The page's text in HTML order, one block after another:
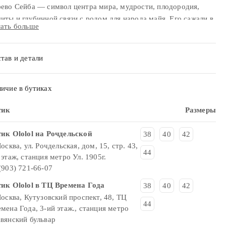
Сейба — символ центра мира, мудрости, плодородия,
и глубинной связи с родом для народа майя. Его сажали в
поселений, под его кроной проводили церемонии, к нему
за советом и почитали как прародителя человечества.
создан на основе изображения российской художницы
больше
и детали
в бутиках
Размеры
Ololol на Рочдельской
ул. Рочдельская, дом, 15, стр. 43,
станция метро Ул. 1905г.
721-66-07
38 40 42
44
Ololol в ТЦ Времена Года
Кутузовский проспект, 48, ТЦ
Года, 3-ий этаж., станция метро
бульвар
38 40 42
44